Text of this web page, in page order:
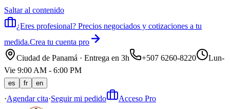
Saltar al contenido
¿Eres profesional? Precios negociados y cotizaciones a tu
medida.Crea tu cuenta pro
Ciudad de Panamá · Entrega en 3h
+507 6260-8220
Lun-
Vie 9:00 AM - 6:00 PM
es fr en
·Agendar cita·Seguir mi pedido Acceso Pro